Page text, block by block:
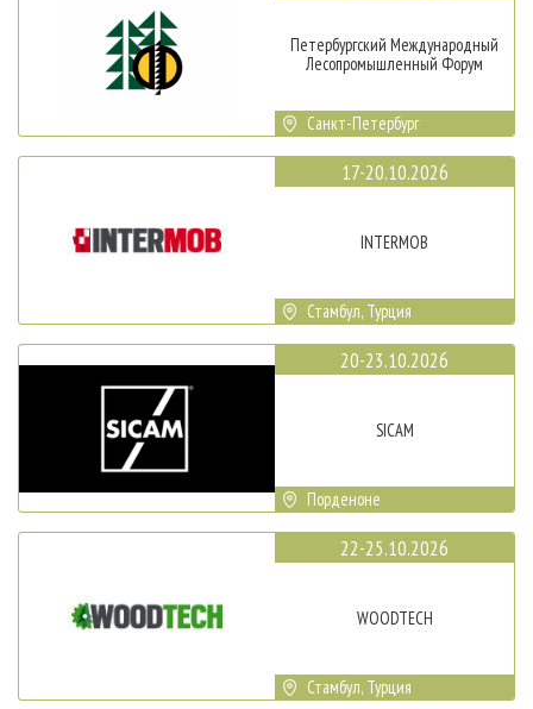
Петербургский Международный
Лесопромышленный Форум
Санкт-Петербург
17-20.10.2026
INTERMOB
Стамбул, Турция
20-23.10.2026
SICAM
Порденоне
22-25.10.2026
WOODTECH
Стамбул, Турция